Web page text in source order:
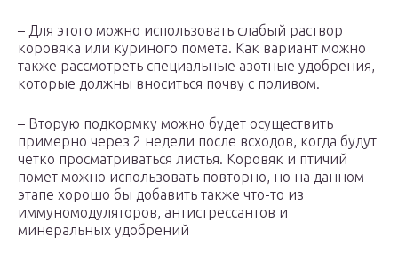
– Для этого можно использовать слабый раствор
коровяка или куриного помета. Как вариант можно
также рассмотреть специальные азотные удобрения,
которые должны вноситься почву с поливом.
– Вторую подкормку можно будет осуществить
примерно через 2 недели после всходов, когда будут
четко просматриваться листья. Коровяк и птичий
помет можно использовать повторно, но на данном
этапе хорошо бы добавить также что-то из
иммуномодуляторов, антистрессантов и
минеральных удобрений